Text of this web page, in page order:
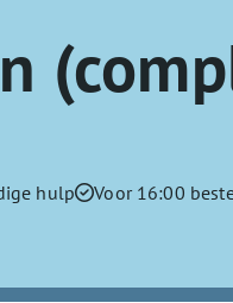
hulp
Voor 16:00